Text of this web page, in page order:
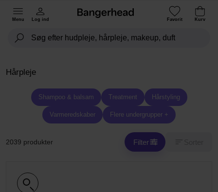
Menu Log ind Favorit Kurv
Hårpleje
Shampoo & balsam Treatment Hårstyling
Varmeredskaber Flere undergrupper +
2039 produkter Filter